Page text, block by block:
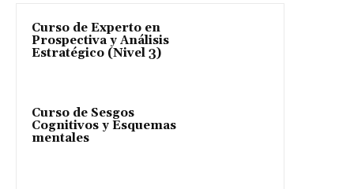
Curso de Experto en
Prospectiva y Análisis
Estratégico (Nivel 3)
Curso de Sesgos
Cognitivos y Esquemas
mentales